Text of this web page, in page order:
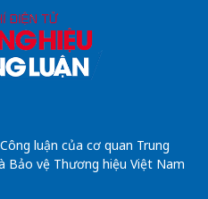
luận của cơ quan Trung
Bảo vệ Thương hiệu Việt Nam